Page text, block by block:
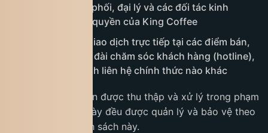
Hệ thống phân phối, đại lý và các đối tác kinh
doanh được ủy quyền của King Coffee
Các hình thức giao dịch trực tiếp tại các điểm bán,
qua email, tổng đài chăm sóc khách hàng (hotline),
hoặc bất kỳ kênh liên hệ chính thức nào khác
Mọi dữ liệu cá nhân được thu thập và xử lý trong phạm
vi các tương tác này đều được quản lý và bảo vệ theo
quy định của chính sách này.